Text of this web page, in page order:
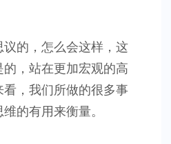
的，怎么会这样，这
，站在更加宏观的高
看，我们所做的很多事
的有用来衡量。